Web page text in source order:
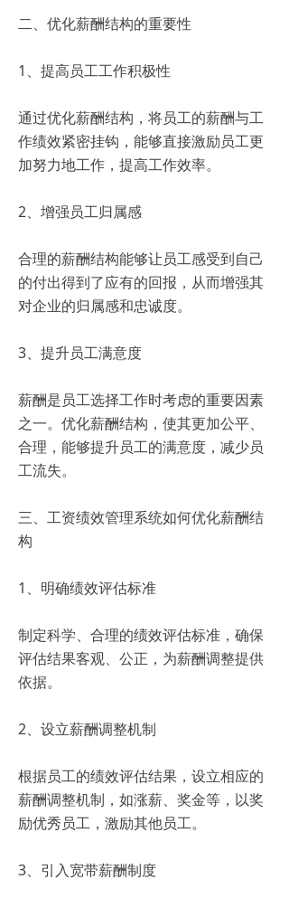
二、优化薪酬结构的重要性
1、提高员工工作积极性
通过优化薪酬结构，将员工的薪酬与工
作绩效紧密挂钩，能够直接激励员工更
加努力地工作，提高工作效率。
2、增强员工归属感
合理的薪酬结构能够让员工感受到自己
的付出得到了应有的回报，从而增强其
对企业的归属感和忠诚度。
3、提升员工满意度
薪酬是员工选择工作时考虑的重要因素
之一。优化薪酬结构，使其更加公平、
合理，能够提升员工的满意度，减少员
工流失。
三、工资绩效管理系统如何优化薪酬结
构
1、明确绩效评估标准
制定科学、合理的绩效评估标准，确保
评估结果客观、公正，为薪酬调整提供
依据。
2、设立薪酬调整机制
根据员工的绩效评估结果，设立相应的
薪酬调整机制，如涨薪、奖金等，以奖
励优秀员工，激励其他员工。
3、引入宽带薪酬制度